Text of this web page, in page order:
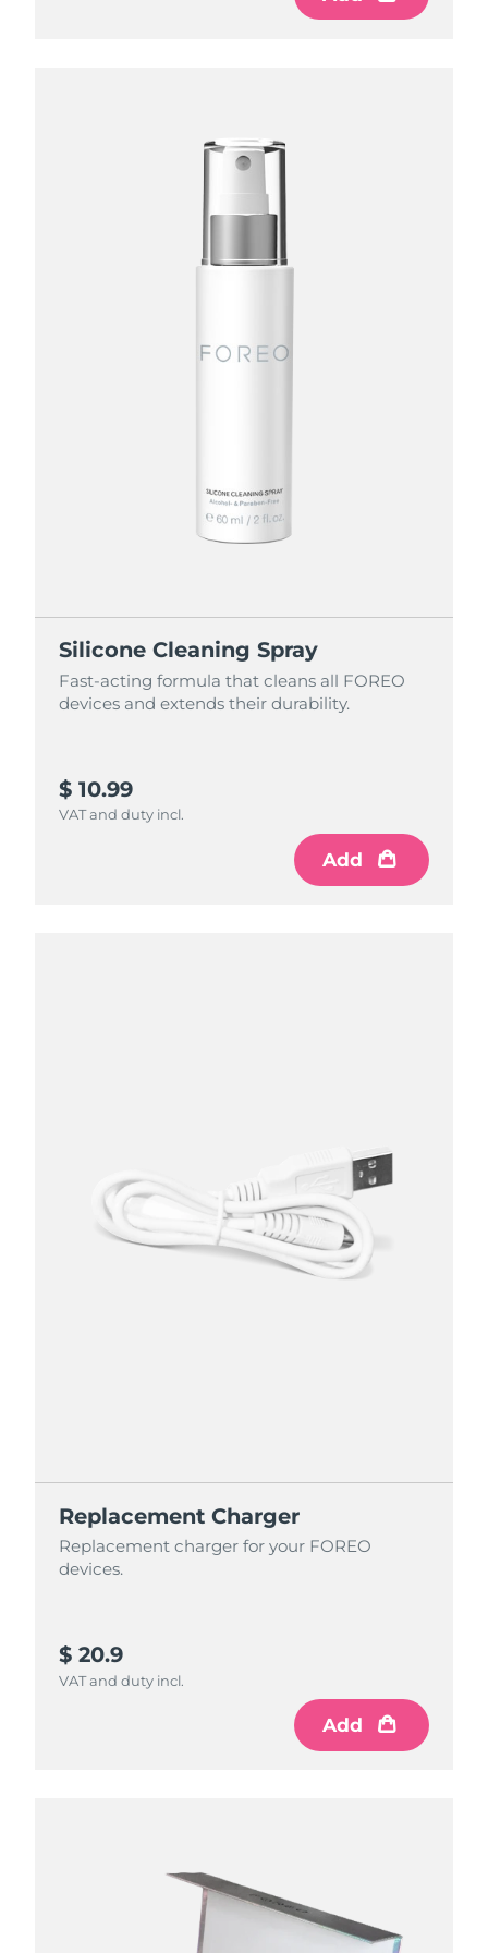
Silicone Cleaning Spray
Fast-acting formula that cleans all FOREO
devices and extends their durability.
$ 10.99
VAT and duty incl.
Add
Replacement Charger
Replacement charger for your FOREO
devices.
$ 20.9
VAT and duty incl.
Add